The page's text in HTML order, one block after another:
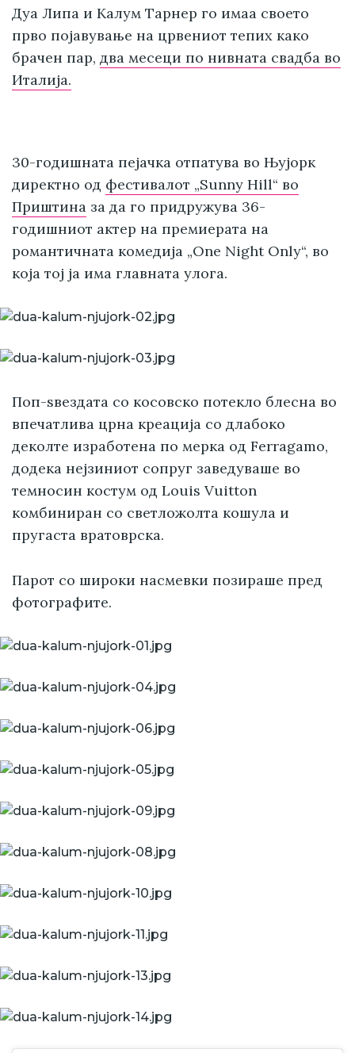
Дуа Липа и Калум Тарнер го имаа своето
прво појавување на црвениот тепих како
брачен пар, два месеци по нивната свадба во
Италија.
30-годишната пејачка отпатува во Њујорк
директно од фестивалот „Sunny Hill“ во
Приштина за да го придружува 36-
годишниот актер на премиерата на
романтичната комедија „One Night Only“, во
која тој ја има главната улога.
Поп-ѕвездата со косовско потекло блесна во
впечатлива црна креација со длабоко
деколте изработена по мерка од Ferragamo,
додека нејзиниот сопруг заведуваше во
темносин костум од Louis Vuitton
комбиниран со светложолта кошула и
пругаста вратоврска.
Парот со широки насмевки позираше пред
фотографите.